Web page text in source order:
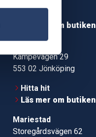
Läs mer om butiken
Kämpevägen 29
553 02 Jönköping
Hitta hit
Läs mer om butiken
Mariestad
Storegårdsvägen 62